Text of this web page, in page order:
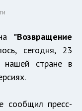
"Возвращение
сегодня, 23
нашей стране в
сообщил пресс-